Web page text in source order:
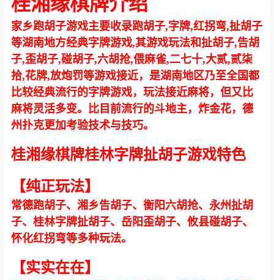
家乡跑胡子游戏主要收录跑胡子,字牌,红拐弯,扯胡子
等湖南地方经典字牌游戏,其游戏玩法和扯胡子,告胡
子,歪胡子,碰胡子,六胡抢,偎麻雀,二七十,大贰,贰柒
拾,花牌,放炮罚等游戏接近，是湖南地区乃至全国都
比较经典流行的字牌游戏，玩法接近麻将，但又比
麻将灵活多变。比目前流行的斗地主，炸金花，德
州扑克更加考验技术与技巧。
桂湘缘棋牌桂林字牌扯胡子游戏特色
【纯正玩法】
常德跑胡子、湘乡告胡子、衡阳六胡抢、永州扯胡
子、桂林字牌扯胡子、岳阳歪胡子、攸县碰胡子、
怀化红拐弯等多种玩法。
【实实在在】